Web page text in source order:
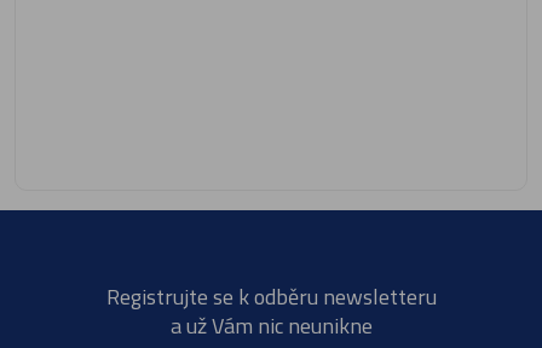
Registrujte se k odběru newsletteru
a už Vám nic neunikne